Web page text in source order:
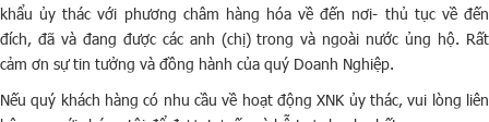
khẩu ủy thác với phương châm hàng hóa về đến nơi- thủ tục về đến
đích, đã và đang được các anh (chị) trong và ngoài nước ủng hộ. Rất
cảm ơn sự tin tưởng và đồng hành của quý Doanh Nghiệp.
Nếu quý khách hàng có nhu cầu về hoạt động XNK ủy thác, vui lòng liên